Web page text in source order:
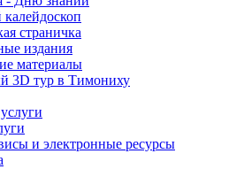
страничка
издания
материалы
3D тур в Тимониху
и электронные ресурсы